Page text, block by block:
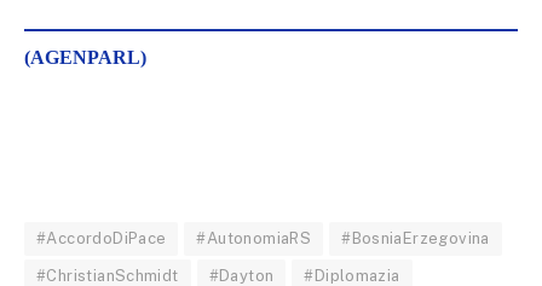
(AGENPARL)
#AccordoDiPace #AutonomiaRS #BosniaErzegovina
#ChristianSchmidt #Dayton #Diplomazia